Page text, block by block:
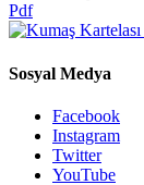
Pdf
Sosyal Medya
Facebook
Instagram
Twitter
YouTube